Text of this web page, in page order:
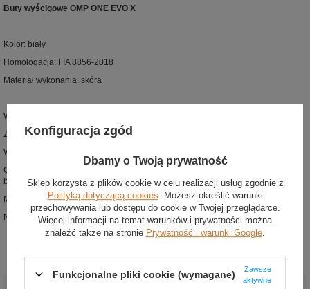
Buty wyścigowe OMP ONE EVO X
Kolor: biały
Homologacja: FIA 8856-2018
Materiał wykonania: skóra
Wysokiej klasy buty wyścigowe z kolekcji OMP Racing
Zaprojektowane zgodnie z najnowszą wersją homologacji FIA 8856-2018
Wykonane z lekkiej i perforowanej skóry kangura
Cienkie sznurowadła i zapięcie na rzep pozwalają na optymalne dopasowanie
butów
Materiałowe wstawki poprawiają elastyczność obuwia i redukują zmęczenie
Nowa podeszwa o optymalnej przyczepności
Kategoria
Konfiguracja zgód
Dbamy o Twoją prywatność
Sklep korzysta z plików cookie w celu realizacji usług zgodnie z
Polityką dotyczącą cookies . Możesz określić warunki
przechowywania lub dostępu do cookie w Twojej przeglądarce.
Więcej informacji na temat warunków i prywatności można
znaleźć także na stronie Prywatność i warunki Google
Funkcjonalne pliki cookie (wymagane)
Zawsze
aktywne